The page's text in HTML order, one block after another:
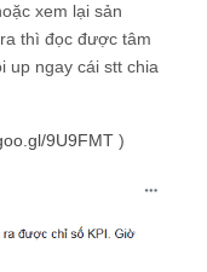
xem lại sản
thì đọc được tâm
up ngay cái stt chia
9U9FMT )